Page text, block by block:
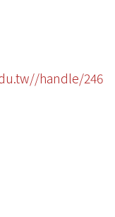
handle/246